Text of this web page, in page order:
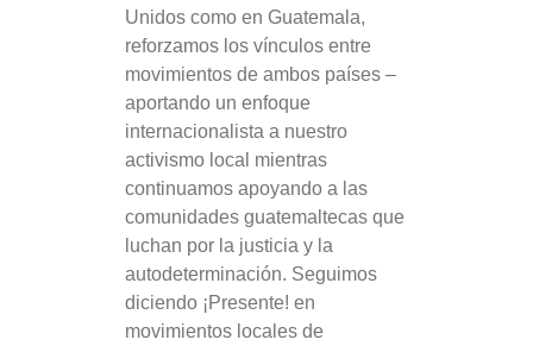
Unidos como en Guatemala,
reforzamos los vínculos entre
movimientos de ambos países –
aportando un enfoque
internacionalista a nuestro
activismo local mientras
continuamos apoyando a las
comunidades guatemaltecas que
luchan por la justicia y la
autodeterminación. Seguimos
diciendo ¡Presente! en
movimientos locales de